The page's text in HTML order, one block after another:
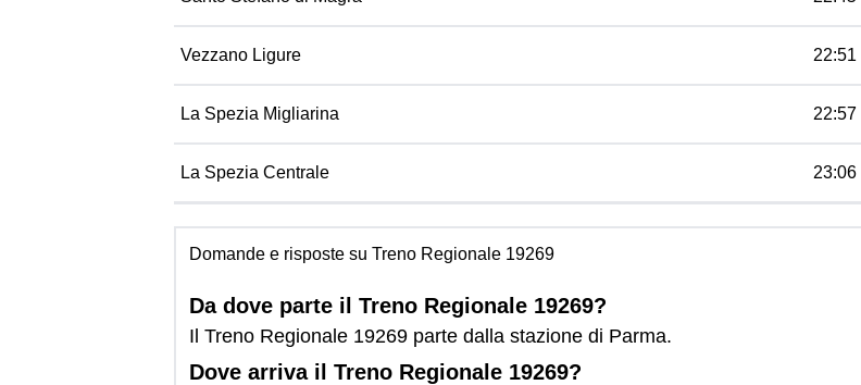
Vezzano Ligure 22:51
La Spezia Migliarina 22:57
La Spezia Centrale 23:06
Domande e risposte su Treno Regionale 19269
Da dove parte il Treno Regionale 19269?
Il Treno Regionale 19269 parte dalla stazione di Parma.
Dove arriva il Treno Regionale 19269?